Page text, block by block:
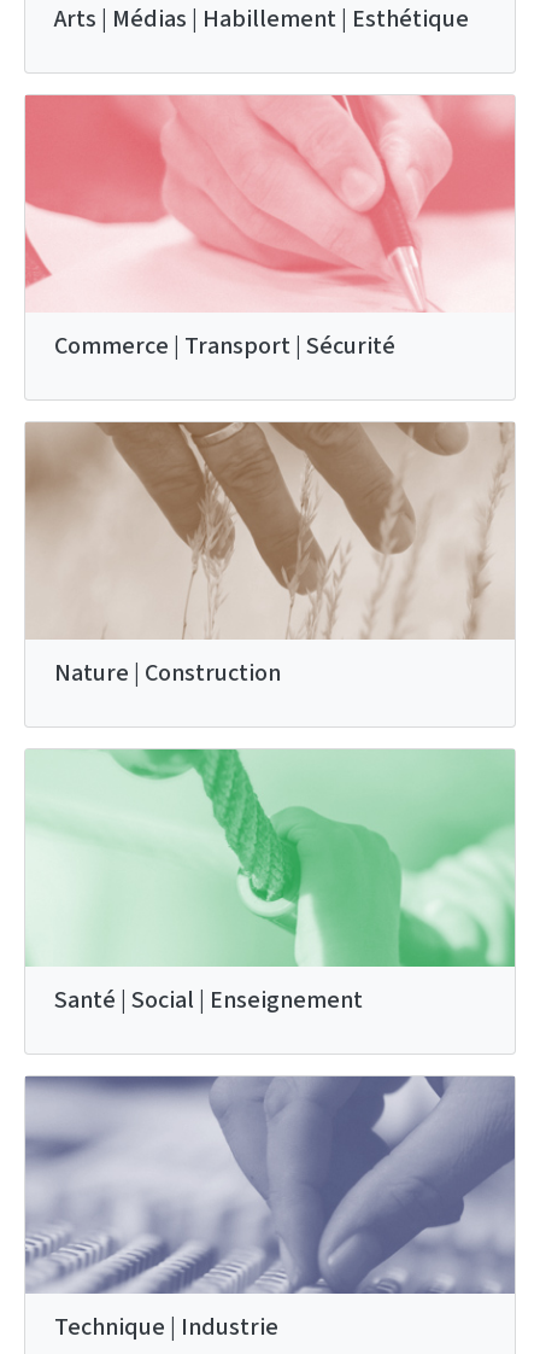
Arts | Médias | Habillement | Esthétique
Commerce | Transport | Sécurité
Nature | Construction
Santé | Social | Enseignement
Technique | Industrie